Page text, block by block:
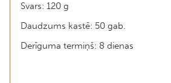
Svars: 120 g
Daudzums kastē: 50 gab.
Derīguma termiņš: 8 dienas